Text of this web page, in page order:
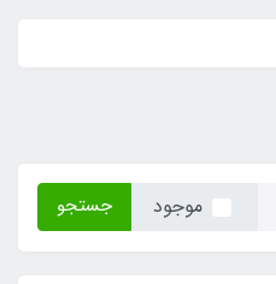
موجود جستجو